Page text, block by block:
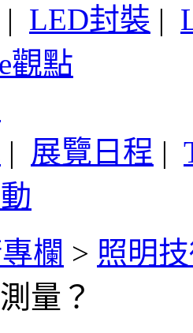
| LED封裝 |
觀點
| 展覽日程 |
欄 > 照明
量？